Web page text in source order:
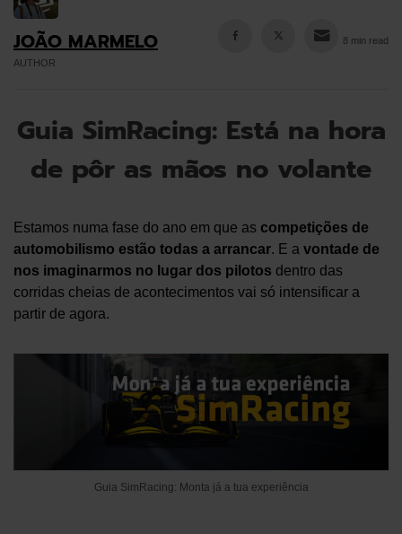
JOÃO MARMELO
AUTHOR
8 min read
Guia SimRacing: Está na hora
de pôr as mãos no volante
Estamos numa fase do ano em que as competições de
automobilismo estão todas a arrancar. E a vontade de
nos imaginarmos no lugar dos pilotos dentro das
corridas cheias de acontecimentos vai só intensificar a
partir de agora.
Guia SimRacing: Monta já a tua experiência